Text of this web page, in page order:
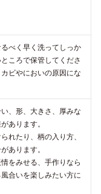
べく早く洗ってしっか
ころで保管してくださ
ビやにおいの原因にな
、形、大きさ、厚みな
あります。
れたり、柄の入り方、
あります。
をみせる、手作りなら
合いを楽しみたい方に